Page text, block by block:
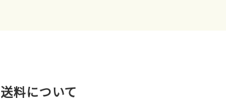
送料について